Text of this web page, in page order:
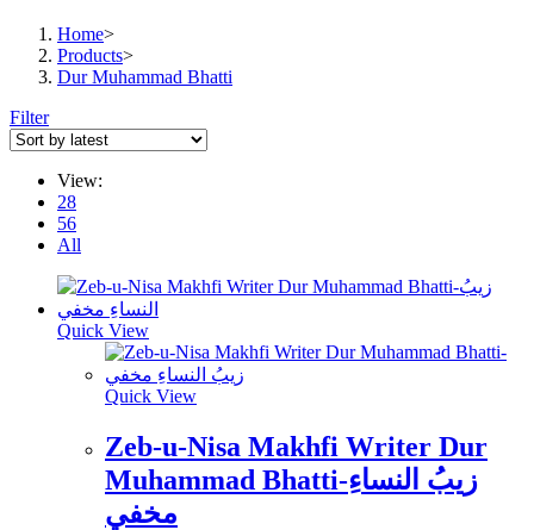
Home>
Products>
Dur Muhammad Bhatti
Filter
View:
28
56
All
Quick View
Quick View
Zeb-u-Nisa Makhfi Writer Dur
Muhammad Bhatti-زيبُ النساءِ
مخفي